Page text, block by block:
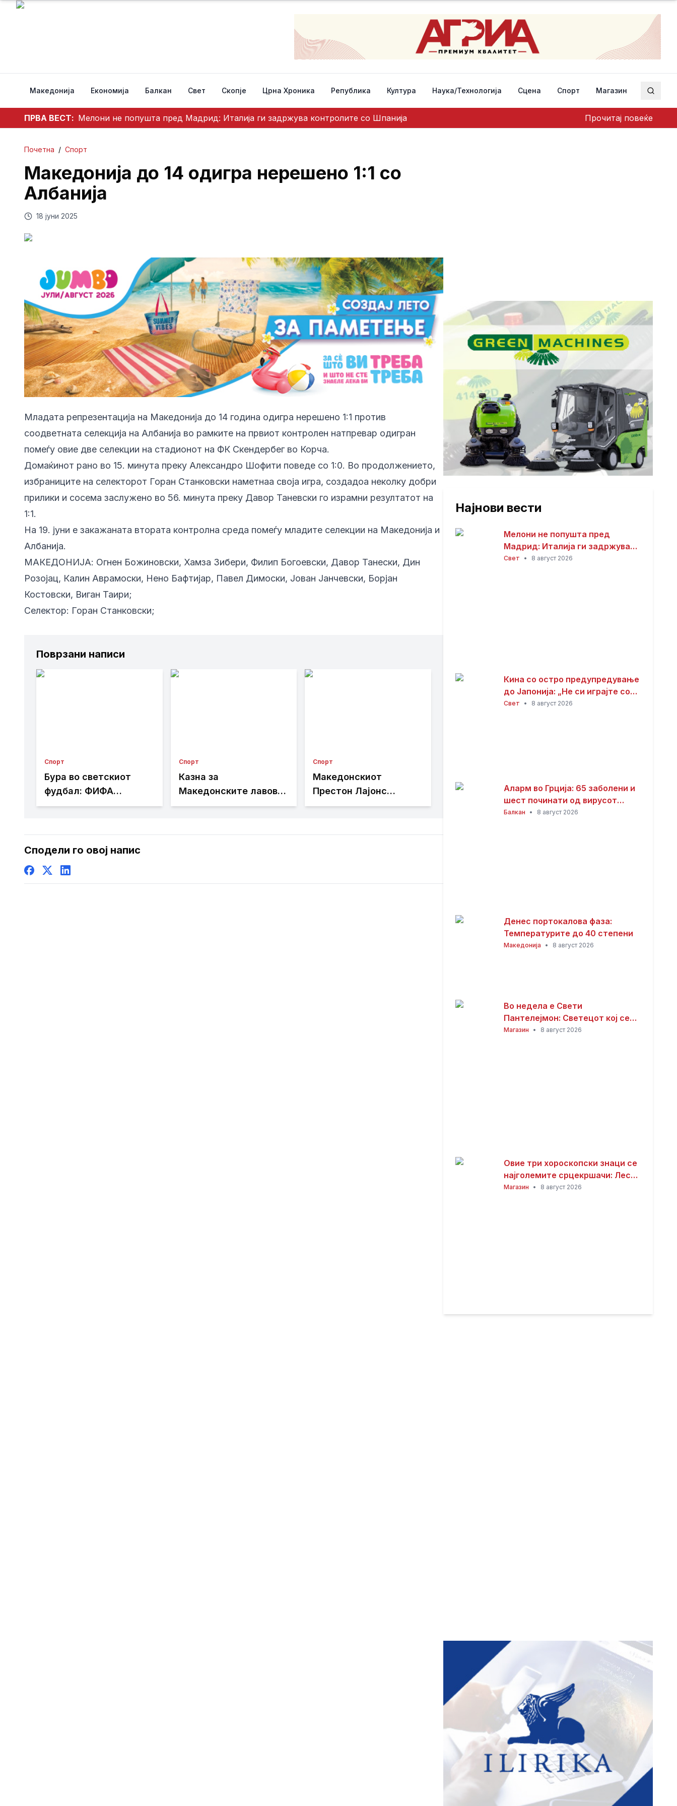
Македонија Економија Балкан Свет Скопје Црна Хроника Република Култура Наука/Технологија Сцена Спорт Магазин
ПРВА ВЕСТ: Мелони не попушта пред Мадрид: Италија ги задржува контролите со Шпанија Прочитај повеќе
Почетна / Спорт
Македонија до 14 одигра нерешено 1:1 со
Албанија
18 јуни 2025
Младата репрезентација на Македонија до 14 година одигра нерешено 1:1 против
соодветната селекција на Албанија во рамките на првиот контролен натпревар одигран
помеѓу овие две селекции на стадионот на ФК Скендербег во Корча.
Домаќинот рано во 15. минута преку Александро Шофити поведе со 1:0. Во продолжението,
избраниците на селекторот Горан Станковски наметнаа своја игра, создадоа неколку добри
прилики и сосема заслужено во 56. минута преку Давор Таневски го израмни резултатот на
1:1.
На 19. јуни е закажаната втората контролна среда помеѓу младите селекции на Македонија и
Албанија.
МАКЕДОНИЈА: Огнен Божиновски, Хамза Зибери, Филип Богоевски, Давор Танески, Дин
Розојац, Калин Аврамоски, Нено Бафтијар, Павел Димоски, Јован Јанчевски, Борјан
Костовски, Виган Таири;
Селектор: Горан Станковски;
Поврзани написи
Спорт
Бура во светскиот
фудбал: ФИФА
разгледува продажба
Мундијалот?
Спорт
Казна за
Македонските лавови
од Престон: Клубот ќе
без публика поради
Спорт
Македонскиот
Престон Лајонс
приреди сензација: Го
освојувач на Купот на
Сподели го овој напис
Најнови вести
Мелони не попушта пред
Мадрид: Италија ги задржува
контролите со Шпанија
Свет • 8 август 2026
Кина со остро предупредување
до Јапонија: „Не си играјте со
оган“
Свет • 8 август 2026
Аларм во Грција: 65 заболени и
шест починати од вирусот
Западен Нил
Балкан • 8 август 2026
Денес портокалова фаза:
Температурите до 40 степени
Македонија • 8 август 2026
Во недела е Свети
Пантелејмон: Светецот кој се
смета за заштитник на болните
Магазин • 8 август 2026
Овие три хороскопски знаци се
најголемите срцекршачи: Лесно
привлекуваат внимание, но
Магазин • 8 август 2026